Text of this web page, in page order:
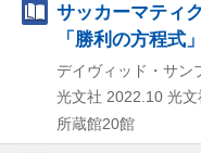
サッカーマティ
「勝利の方程式」
デイヴィッド・サン
光文社 2022.10 光文
所蔵館20館